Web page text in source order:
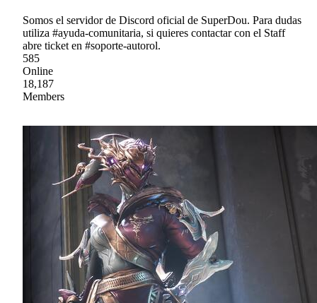
Somos el servidor de Discord oficial de SuperDou. Para dudas
utiliza #ayuda-comunitaria, si quieres contactar con el Staff
abre ticket en #soporte-autorol.
585
Online
18,187
Members